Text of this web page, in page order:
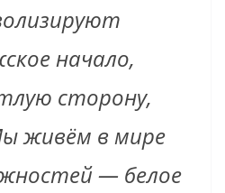
начало,
сторону,
живём в мире
— белое